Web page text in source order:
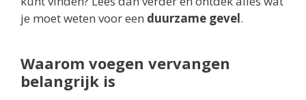
je moet weten voor een duurzame gevel.
Waarom voegen vervangen
belangrijk is